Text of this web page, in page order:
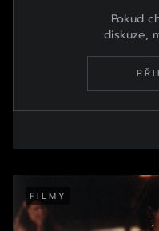
Pokud
diskuze,
FILMY